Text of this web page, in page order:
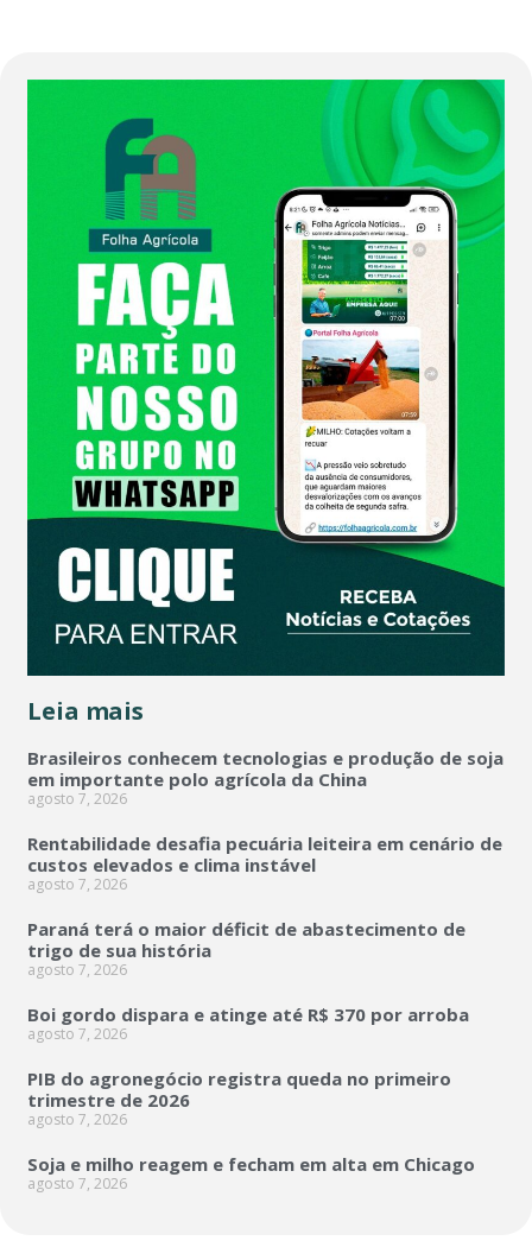
Leia mais
Brasileiros conhecem tecnologias e produção de soja
em importante polo agrícola da China
agosto 7, 2026
Rentabilidade desafia pecuária leiteira em cenário de
custos elevados e clima instável
agosto 7, 2026
Paraná terá o maior déficit de abastecimento de
trigo de sua história
agosto 7, 2026
Boi gordo dispara e atinge até R$ 370 por arroba
agosto 7, 2026
PIB do agronegócio registra queda no primeiro
trimestre de 2026
agosto 7, 2026
Soja e milho reagem e fecham em alta em Chicago
agosto 7, 2026